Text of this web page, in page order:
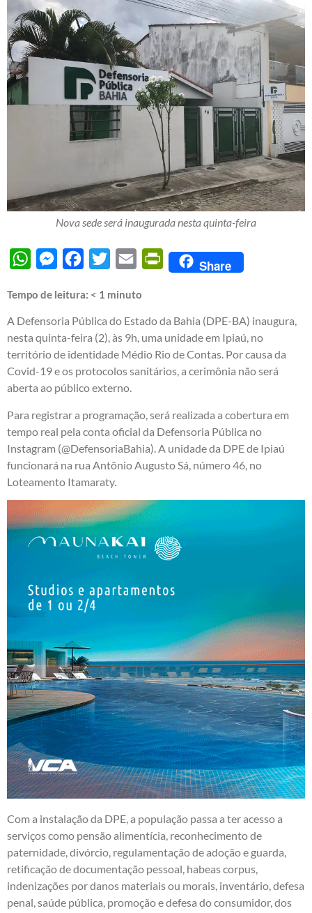
Nova sede será inaugurada nesta quinta-feira
WhatsAppMessengerFacebook
Twitter Email PrintFriendly
Share
Tempo de leitura: < 1 minuto
A Defensoria Pública do Estado da Bahia (DPE-BA) inaugura,
nesta quinta-feira (2), às 9h, uma unidade em Ipiaú, no
território de identidade Médio Rio de Contas. Por causa da
Covid-19 e os protocolos sanitários, a cerimônia não será
aberta ao público externo.
Para registrar a programação, será realizada a cobertura em
tempo real pela conta oficial da Defensoria Pública no
Instagram (@DefensoriaBahia). A unidade da DPE de Ipiaú
funcionará na rua Antônio Augusto Sá, número 46, no
Loteamento Itamaraty.
Com a instalação da DPE, a população passa a ter acesso a
serviços como pensão alimentícia, reconhecimento de
paternidade, divórcio, regulamentação de adoção e guarda,
retificação de documentação pessoal, habeas corpus,
indenizações por danos materiais ou morais, inventário, defesa
penal, saúde pública, promoção e defesa do consumidor, dos